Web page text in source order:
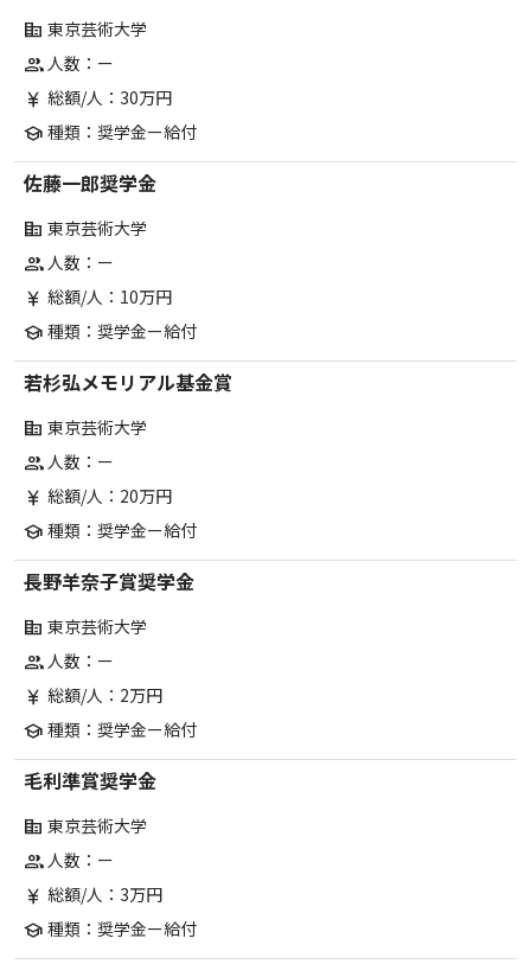
corporate_fare 東京芸術大学
group人数：ー
currency_yen 総額/人：30万円
school 種類：奨学金ー給付
佐藤一郎奨学金
corporate_fare 東京芸術大学
group人数：ー
currency_yen 総額/人：10万円
school 種類：奨学金ー給付
若杉弘メモリアル基金賞
corporate_fare 東京芸術大学
group人数：ー
currency_yen 総額/人：20万円
school 種類：奨学金ー給付
長野羊奈子賞奨学金
corporate_fare 東京芸術大学
group人数：ー
currency_yen 総額/人：2万円
school 種類：奨学金ー給付
毛利準賞奨学金
corporate_fare 東京芸術大学
group人数：ー
currency_yen 総額/人：3万円
school 種類：奨学金ー給付